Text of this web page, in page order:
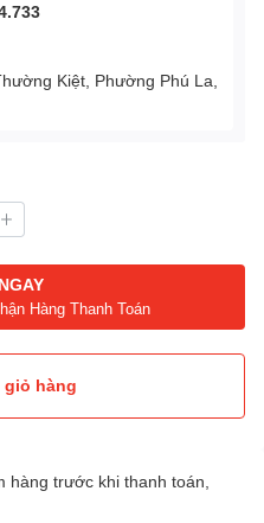
Kiệt, Phường Phú La,
Hàng Thanh Toán
giỏ hàng
hàng trước khi thanh toán,